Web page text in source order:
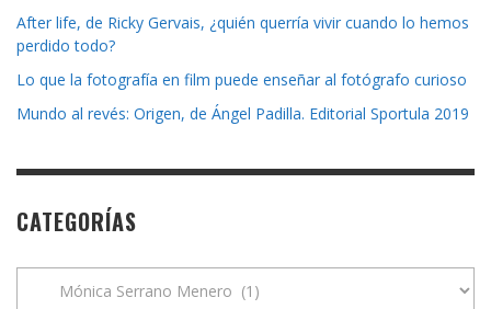
After life, de Ricky Gervais, ¿quién querría vivir cuando lo hemos
perdido todo?
Lo que la fotografía en film puede enseñar al fotógrafo curioso
Mundo al revés: Origen, de Ángel Padilla. Editorial Sportula 2019
CATEGORÍAS